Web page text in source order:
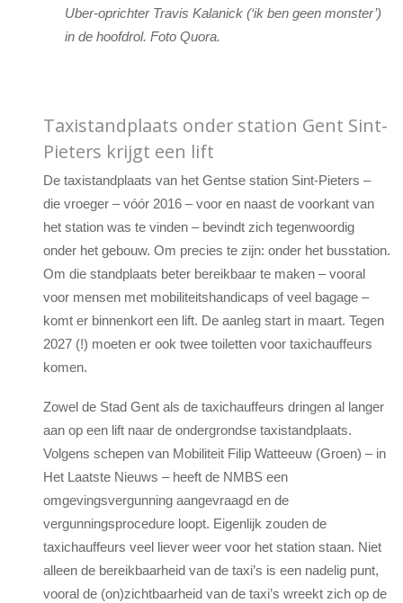
Uber-oprichter Travis Kalanick (‘ik ben geen monster’)
in de hoofdrol. Foto Quora.
Taxistandplaats onder station Gent Sint-
Pieters krijgt een lift
De taxistandplaats van het Gentse station Sint-Pieters –
die vroeger – vóór 2016 – voor en naast de voorkant van
het station was te vinden – bevindt zich tegenwoordig
onder het gebouw. Om precies te zijn: onder het busstation.
Om die standplaats beter bereikbaar te maken – vooral
voor mensen met mobiliteitshandicaps of veel bagage –
komt er binnenkort een lift. De aanleg start in maart. Tegen
2027 (!) moeten er ook twee toiletten voor taxichauffeurs
komen.
Zowel de Stad Gent als de taxichauffeurs dringen al langer
aan op een lift naar de ondergrondse taxistandplaats.
Volgens schepen van Mobiliteit Filip Watteeuw (Groen) – in
Het Laatste Nieuws – heeft de NMBS een
omgevingsvergunning aangevraagd en de
vergunningsprocedure loopt. Eigenlijk zouden de
taxichauffeurs veel liever weer voor het station staan. Niet
alleen de bereikbaarheid van de taxi’s is een nadelig punt,
vooral de (on)zichtbaarheid van de taxi’s wreekt zich op de